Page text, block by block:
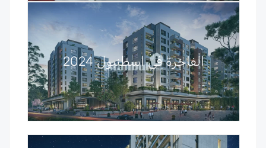
الفاخرة في اسطنبول 2024